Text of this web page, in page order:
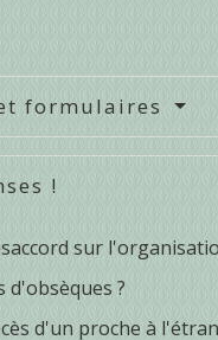
formulaires
!
sur
d'obsèques ?
d'un proche à